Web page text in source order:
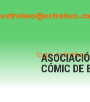
CÓMIC DE